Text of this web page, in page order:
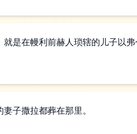
是在幔利前赫人琐辖的儿子以弗
子撒拉都葬在那里。